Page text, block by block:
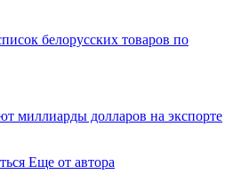
белорусских товаров по
миллиарды долларов на экспорте
Еще от автора